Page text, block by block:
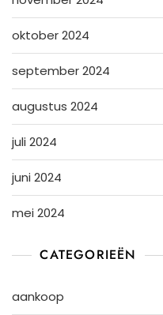
oktober 2024
september 2024
augustus 2024
juli 2024
juni 2024
mei 2024
CATEGORIEËN
aankoop